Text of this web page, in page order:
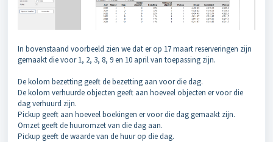
In bovenstaand voorbeeld zien we dat er op 17 maart reserveringen zijn
gemaakt die voor 1, 2, 3, 8, 9 en 10 april van toepassing zijn.
De kolom bezetting geeft de bezetting aan voor die dag.
De kolom verhuurde objecten geeft aan hoeveel objecten er voor die
dag verhuurd zijn.
Pickup geeft aan hoeveel boekingen er voor die dag gemaakt zijn.
Omzet geeft de huuromzet van die dag aan.
Pickup geeft de waarde van de huur op die dag.